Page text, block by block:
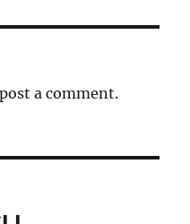
a comment.